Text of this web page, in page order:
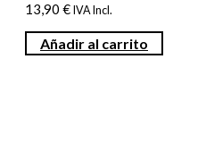
13,90 € IVA Incl.
Añadir al carrito